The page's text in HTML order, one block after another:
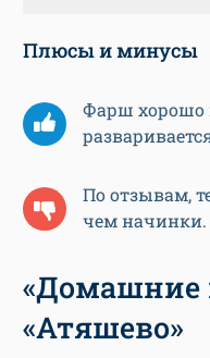
Плюсы и минусы
Фарш хорошо
По отзывам,
чем начинки.
«Домашние
«Атяшево»